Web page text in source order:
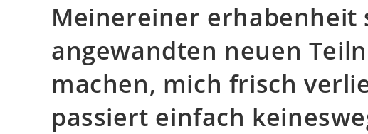
Meinereiner erhabenheit
angewandten neuen
machen, mich frisch
passiert einfach